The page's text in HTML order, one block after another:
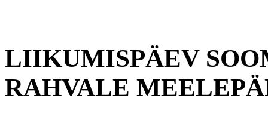
LIIKUMISPÄEV
RAHVALE